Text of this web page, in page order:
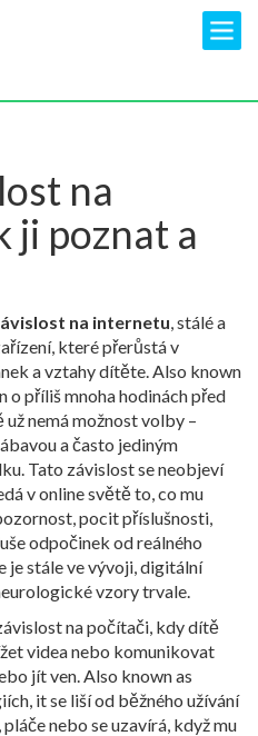
na
ji poznat a
na internetu,stálé a
které přerůstá v
a vztahy dítěte. Also known
o příliš mnoha hodinách před
nemá možnost volby –
a často jediným
. Tato závislost se neobjeví
v online světě to, co mu
pocit příslušnosti,
odpočinek od reálného
je stále ve vývoji, digitální
vzory trvale.
na počítači, kdy dítě
videa nebo komunikovat
jít ven. Also known as
, itse liší od běžného užívání
nebo se uzavírá, když mu